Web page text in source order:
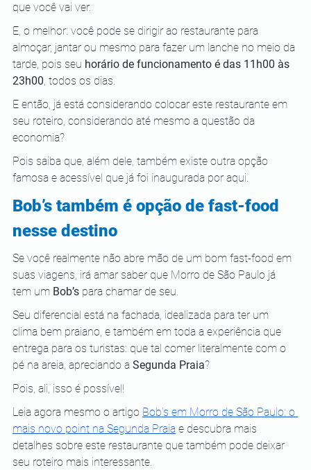
que você vai ver.
E, o melhor: você pode se dirigir ao restaurante para
almoçar, jantar ou mesmo para fazer um lanche no meio da
tarde, pois seu horário de funcionamento é das 11h00 às
23h00, todos os dias.
E então, já está considerando colocar este restaurante em
seu roteiro, considerando até mesmo a questão da
economia?
Pois saiba que, além dele, também existe outra opção
famosa e acessível que já foi inaugurada por aqui.
Bob’s também é opção de fast-food
nesse destino
Se você realmente não abre mão de um bom fast-food em
suas viagens, irá amar saber que Morro de São Paulo já
tem um Bob’s para chamar de seu.
Seu diferencial está na fachada, idealizada para ter um
clima bem praiano, e também em toda a experiência que
entrega para os turistas: que tal comer literalmente com o
pé na areia, apreciando a Segunda Praia?
Pois, ali, isso é possível!
Leia agora mesmo o artigo Bob’s em Morro de São Paulo: o
mais novo point na Segunda Praia e descubra mais
detalhes sobre este restaurante que também pode deixar
seu roteiro mais interessante.